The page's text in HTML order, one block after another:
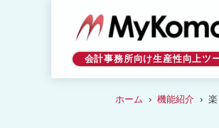
会計事務所向け生産性向上ツ
ホーム 機能紹介